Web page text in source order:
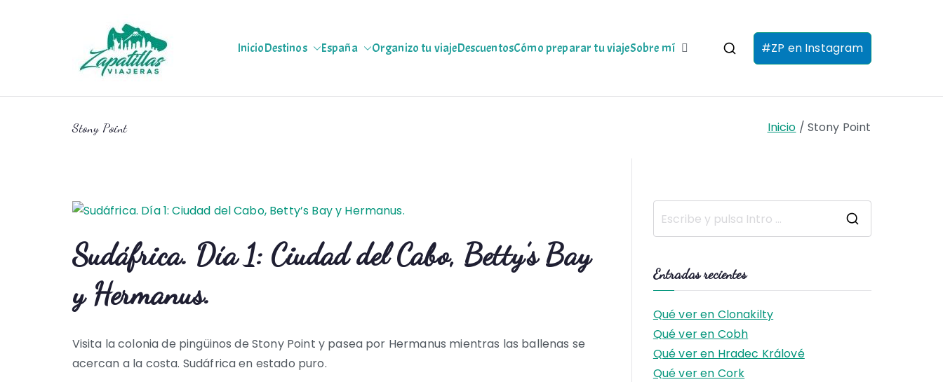
Zapas Viajeras
Zapas Viajeras viajes y escapadas pa que te copies
InicioDestinos España Organizo tu viajeDescuentosCómo preparar tu viajeSobre mí #ZP en Instagram
Stony Point Inicio Stony Point
Sudáfrica. Día 1: Ciudad del Cabo, Betty’s Bay
y Hermanus.
Visita la colonia de pingüinos de Stony Point y pasea por Hermanus mientras las ballenas se
acercan a la costa. Sudáfrica en estado puro.
Entradas recientes
Qué ver en Clonakilty
Qué ver en Cobh
Qué ver en Hradec Králové
Qué ver en Cork